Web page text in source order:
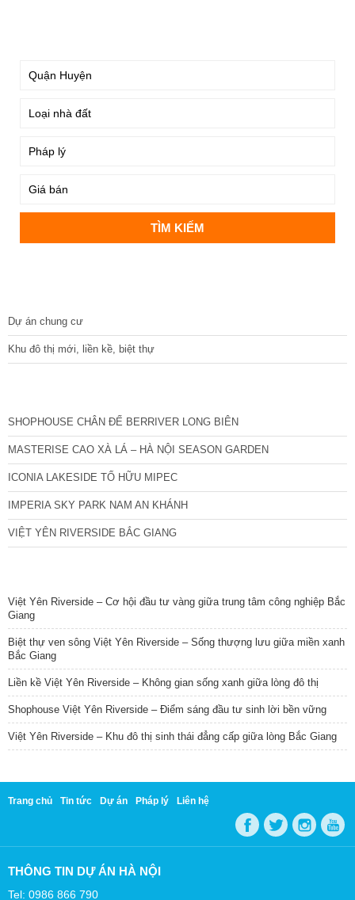
Dự án chung cư
Khu đô thị mới, liền kề, biệt thự
SHOPHOUSE CHÂN ĐẾ BERRIVER LONG BIÊN
MASTERISE CAO XÀ LÁ – HÀ NỘI SEASON GARDEN
ICONIA LAKESIDE TỐ HỮU MIPEC
IMPERIA SKY PARK NAM AN KHÁNH
VIỆT YÊN RIVERSIDE BẮC GIANG
Việt Yên Riverside – Cơ hội đầu tư vàng giữa trung tâm công nghiệp Bắc
Giang
Biệt thự ven sông Việt Yên Riverside – Sống thượng lưu giữa miền xanh
Bắc Giang
Liền kề Việt Yên Riverside – Không gian sống xanh giữa lòng đô thị
Shophouse Việt Yên Riverside – Điểm sáng đầu tư sinh lời bền vững
Việt Yên Riverside – Khu đô thị sinh thái đẳng cấp giữa lòng Bắc Giang
Trang chủ Tin tức Dự án Pháp lý Liên hệ
THÔNG TIN DỰ ÁN HÀ NỘI
Tel: 0986 866 790